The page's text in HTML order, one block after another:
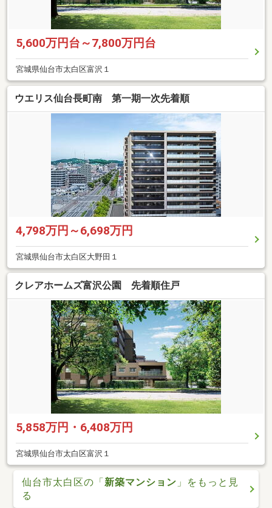
5,600万円台～7,800万円台
宮城県仙台市太白区富沢１
ウエリス仙台長町南 第一期一次先着順
4,798万円～6,698万円
宮城県仙台市太白区大野田１
クレアホームズ富沢公園 先着順住戸
5,858万円・6,408万円
宮城県仙台市太白区富沢１
仙台市太白区の「新築マンション 」をもっと見
る